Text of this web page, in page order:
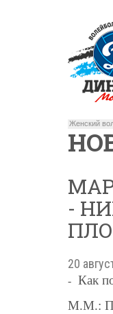
Женский
-
20
- Как
М.М.: